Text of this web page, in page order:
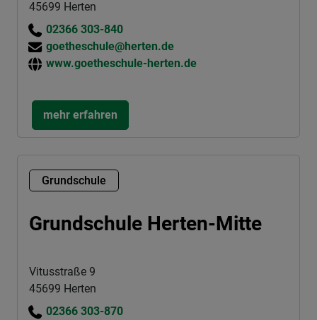
45699 Herten
02366 303-840
goetheschule@herten.de
www.goetheschule-herten.de
mehr erfahren
Grundschule
Grundschule Herten-Mitte
Vitusstraße 9
45699 Herten
02366 303-870